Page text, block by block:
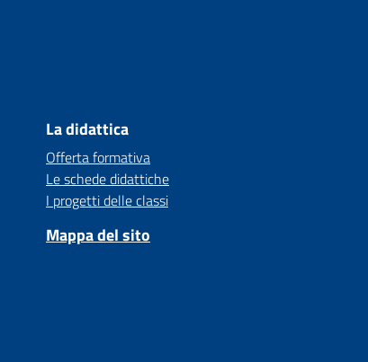
La didattica
Offerta formativa
Le schede didattiche
I progetti delle classi
Mappa del sito